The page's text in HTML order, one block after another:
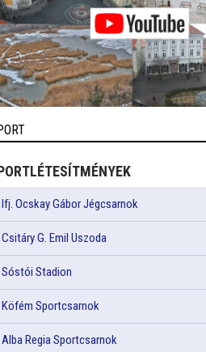
Ifj. Ocskay Gábor Jégcsarnok
Csitáry G. Emil Uszoda
Sóstói Stadion
Köfém Sportcsarnok
Alba Regia Sportcsarnok